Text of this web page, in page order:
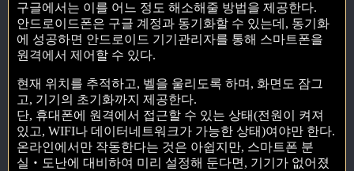
구글에서는 이를 어느 정도 해소해줄 방법을 제공한다.
안드로이드폰은 구글 계정과 동기화할 수 있는데, 동기화
에 성공하면 안드로이드 기기관리자를 통해 스마트폰을
원격에서 제어할 수 있다.
현재 위치를 추적하고, 벨을 울리도록 하며, 화면도 잠그
고, 기기의 초기화까지 제공한다.
단, 휴대폰에 원격에서 접근할 수 있는 상태(전원이 켜져
있고, WIFI나 데이터네트워크가 가능한 상태)여야만 한다.
온라인에서만 작동한다는 것은 아쉽지만, 스마트폰 분
실‧도난에 대비하여 미리 설정해 둔다면, 기기가 없어졌